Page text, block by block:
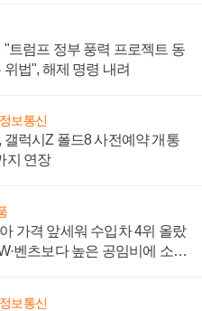
"트럼프 정부 풍력 프로젝트 동
위법", 해제 명령 내려
보통신
갤럭시Z 폴드8 사전예약 개통
지 연장
가격 앞세워 수입차 4위 올랐
벤츠보다 높은 공임비에 소비
보통신